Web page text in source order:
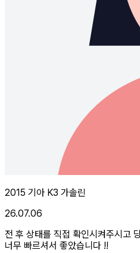
2015 기아 K3 가솔린
26.07.06
전 후 상태를 직접 확인시켜주시고
너무 빠르셔서 좋았습니다 !!